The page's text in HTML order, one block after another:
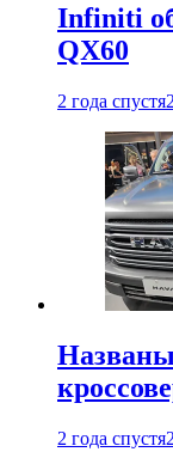
Infiniti
QX60
2 года спустя
2 года спустя